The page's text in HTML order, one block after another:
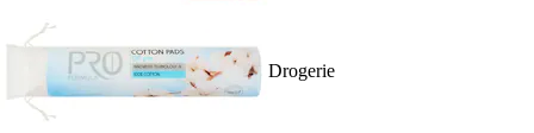
Drogerie